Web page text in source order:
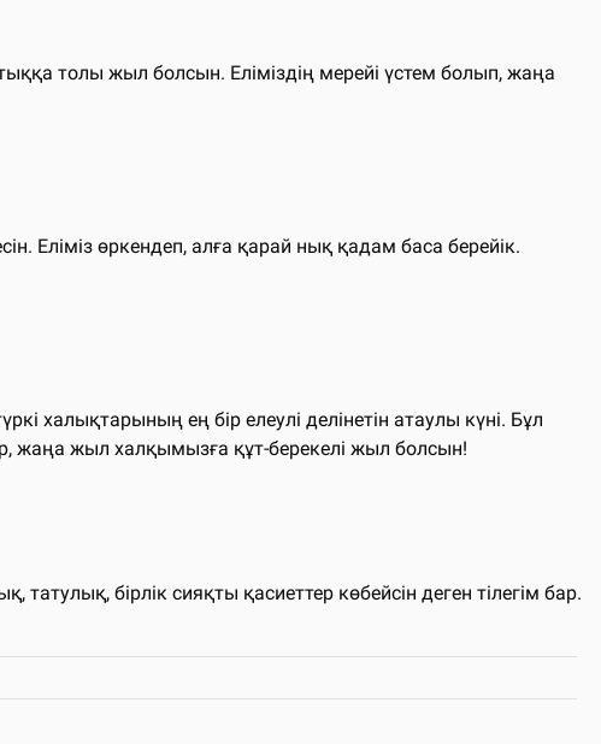
толы жыл болсын. Еліміздің мерейі үстем болып, жаңа
Еліміз өркендеп, алға қарай нық қадам баса берейік.
халықтарының ең бір елеулі делінетін атаулы күні. Бұл
жаңа жыл халқымызға құт-берекелі жыл болсын!
бірлік сияқты қасиеттер көбейсін деген тілегім бар.